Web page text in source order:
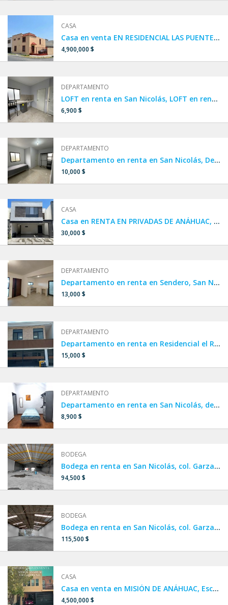
CASA
Casa en venta EN RESIDENCIAL LAS PUENTES, en San Nicolás de los Garza, cerca de Diego Diaz y el Anillo vial.
4,900,000 $
DEPARTAMENTO
LOFT en renta en San Nicolás, LOFT en renta amueblado en San Nicolás, Clínica 6 IMSS, LOFT cerca de UANL
6,900 $
DEPARTAMENTO
Departamento en renta en San Nicolás, Departamento amueblado cerca de UANL, Departamento amueblado cerca de la clínica 6 IMSS, AMUEBLADO por UNIVERSIDAD Y CLÍNICA 6 IMSS,departamento en colonia Nuevo Periférico,Iturbide
10,000 $
CASA
Casa en RENTA EN PRIVADAS DE ANÁHUAC, Escobedo, cerca de Concordia y República
30,000 $
DEPARTAMENTO
Departamento en renta en Sendero, San Nicolás
13,000 $
DEPARTAMENTO
Departamento en renta en Residencial el Roble, San Nicolás
15,000 $
DEPARTAMENTO
Departamento en renta en San Nicolás, departamento cerca de UANL.
8,900 $
BODEGA
Bodega en renta en San Nicolás, col. Garza Cantú
94,500 $
BODEGA
Bodega en renta en San Nicolás, col. Garza Cantú, Av. Nogalar
115,500 $
CASA
Casa en venta en MISIÓN DE ANÁHUAC, Escobedo.
4,500,000 $